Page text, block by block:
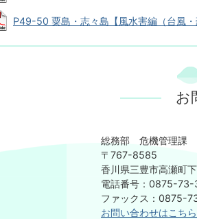
P49-50 粟島・志々島【風水害編（台風
お
総務部 危機管理課
〒767-8585
香川県三豊市高瀬町
電話番号：0875-73-
ファックス：0875-
お問い合わせはこち